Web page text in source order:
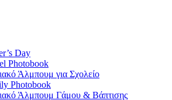
Day
Photobook
Άλμπουμ για Σχολείο
Photobook
Άλμπουμ Γάμου & Βάπτισης